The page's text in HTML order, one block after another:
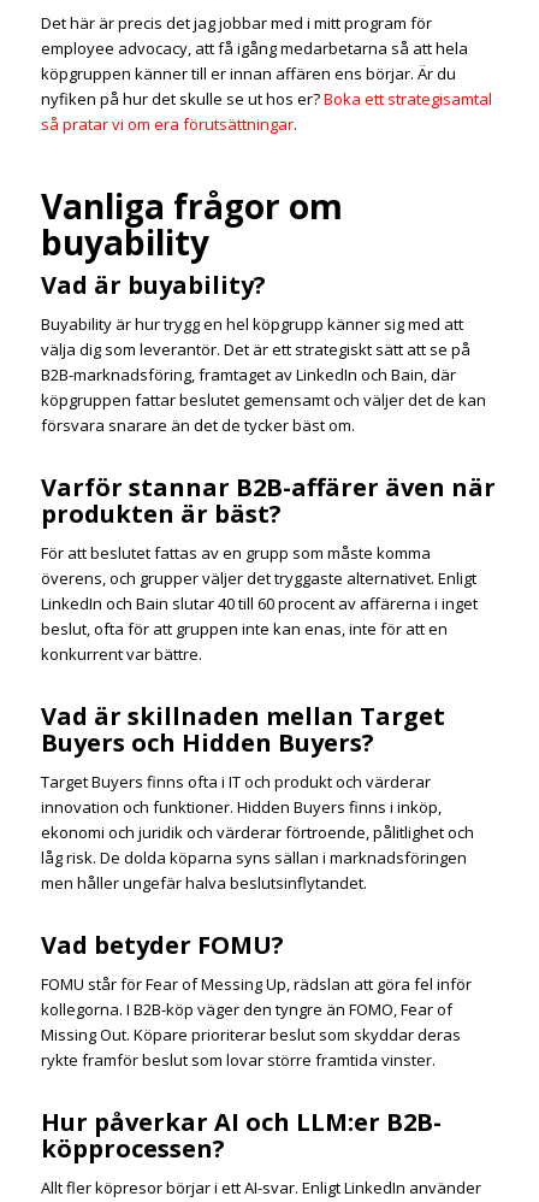
Det här är precis det jag jobbar med i mitt program för
employee advocacy, att få igång medarbetarna så att hela
köpgruppen känner till er innan affären ens börjar. Är du
nyfiken på hur det skulle se ut hos er?Boka ett strategisamtal
så pratar vi om era förutsättningar.
Vanliga frågor om
buyability
Vad är buyability?
Buyability är hur trygg en hel köpgrupp känner sig med att
välja dig som leverantör. Det är ett strategiskt sätt att se på
B2B-marknadsföring, framtaget av LinkedIn och Bain, där
köpgruppen fattar beslutet gemensamt och väljer det de kan
försvara snarare än det de tycker bäst om.
Varför stannar B2B-affärer även när
produkten är bäst?
För att beslutet fattas av en grupp som måste komma
överens, och grupper väljer det tryggaste alternativet. Enligt
LinkedIn och Bain slutar 40 till 60 procent av affärerna i inget
beslut, ofta för att gruppen inte kan enas, inte för att en
konkurrent var bättre.
Vad är skillnaden mellan Target
Buyers och Hidden Buyers?
Target Buyers finns ofta i IT och produkt och värderar
innovation och funktioner. Hidden Buyers finns i inköp,
ekonomi och juridik och värderar förtroende, pålitlighet och
låg risk. De dolda köparna syns sällan i marknadsföringen
men håller ungefär halva beslutsinflytandet.
Vad betyder FOMU?
FOMU står för Fear of Messing Up, rädslan att göra fel inför
kollegorna. I B2B-köp väger den tyngre än FOMO, Fear of
Missing Out. Köpare prioriterar beslut som skyddar deras
rykte framför beslut som lovar större framtida vinster.
Hur påverkar AI och LLM:er B2B-
köpprocessen?
Allt fler köpresor börjar i ett AI-svar. Enligt LinkedIn använder